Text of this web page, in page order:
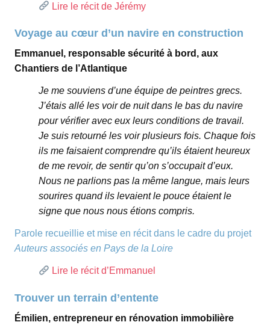
Lire le récit de Jérémy
Voyage au cœur d’un navire en construction
Emmanuel, responsable sécurité à bord, aux
Chantiers de l’Atlantique
Je me souviens d’une équipe de peintres grecs.
J’étais allé les voir de nuit dans le bas du navire
pour vérifier avec eux leurs conditions de travail.
Je suis retourné les voir plusieurs fois. Chaque fois
ils me faisaient comprendre qu’ils étaient heureux
de me revoir, de sentir qu’on s’occupait d’eux.
Nous ne parlions pas la même langue, mais leurs
sourires quand ils levaient le pouce étaient le
signe que nous nous étions compris.
Parole recueillie et mise en récit dans le cadre du projet
Auteurs associés en Pays de la Loire
Lire le récit d’Emmanuel
Trouver un terrain d’entente
Émilien, entrepreneur en rénovation immobilière